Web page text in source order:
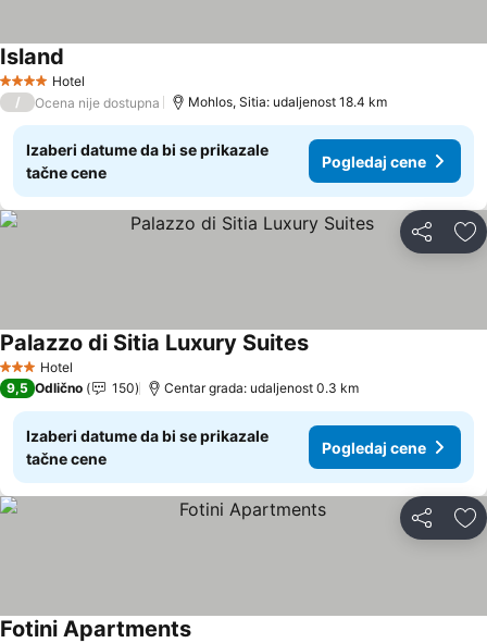
4 ZvezdiceHotel
Island
/ Ocena nije dostupna Mohlos, Sitia: udaljenost 18.4 km
Izaberi datume da bi se prikazale
tačne cene
Pogledaj cene
Deli
3 Zvezdice
Hotel
Palazzo di Sitia Luxury Suites
9,5 Odlično 150 Centar grada: udaljenost 0.3 km
Izaberi datume da bi se prikazale
tačne cene
Pogledaj cene
Deli
Fotini Apartments